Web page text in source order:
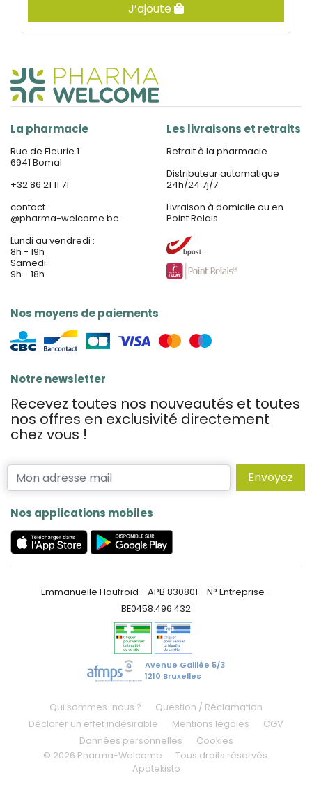
J’ajoute
La pharmacie
Rue de Fleurie 1
6941 Bomal
+32 86 21 11 71
contact
@pharma-welcome.be
Lundi au vendredi :
8h - 19h
Samedi :
9h - 18h
Nos moyens de paiements
Les livraisons et retraits
Retrait à la pharmacie
Distributeur automatique
24h/24 7j/7
Livraison à domicile ou en
Point Relais
Notre newsletter
Recevez toutes nos nouveautés et toutes
nos offres en exclusivité directement
chez vous !
Envoyez
Nos applications mobiles
Emmanuelle Haufroid - APB 830801 - N° Entreprise -
BE0458.496.432
Avenue Galilée 5/3
1210 Bruxelles
Qui sommes-nous ?
Question / Réclamation
Déclarer un effet indésirable
Mentions légales
CGV
Données personnelles
Cookies
© 2026 Pharma-Welcome
Tous droits réservés.
Apotekisto